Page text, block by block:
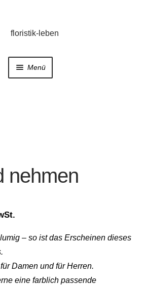
Menü
Pernek
nehmen
– so ist das Erscheinen dieses
Damen und für Herren.
eine farblich passende